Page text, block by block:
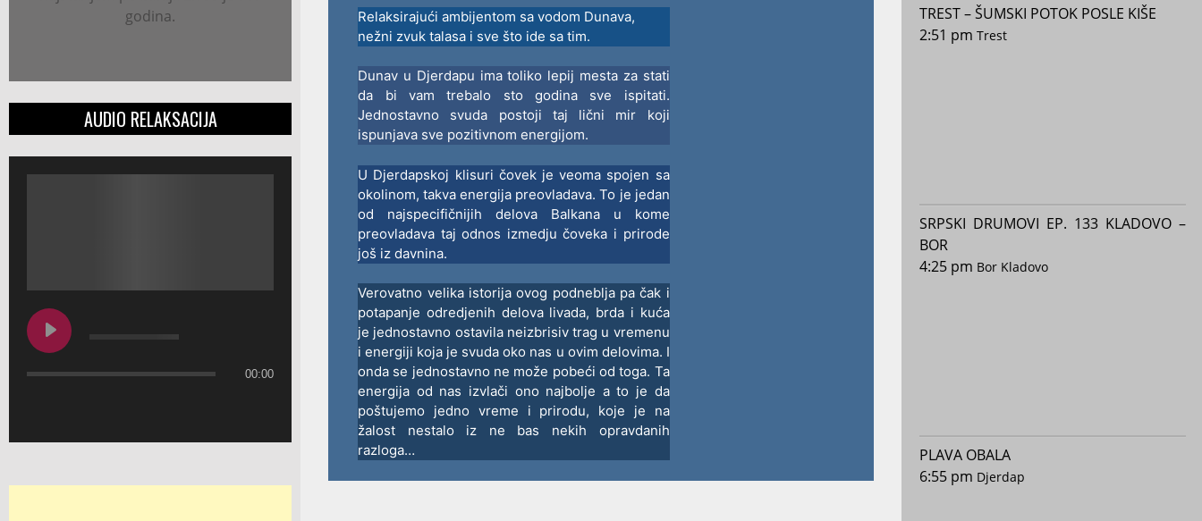
godina.
AUDIO RELAKSACIJA
00:00
Relaksirajući ambijentom sa vodom Dunava,
nežni zvuk talasa i sve što ide sa tim.
Dunav u Djerdapu ima toliko lepij mesta za stati
da bi vam trebalo sto godina sve ispitati.
Jednostavno svuda postoji taj lični mir koji
ispunjava sve pozitivnom energijom.
U Djerdapskoj klisuri čovek je veoma spojen sa
okolinom, takva energija preovladava. To je jedan
od najspecifičnijih delova Balkana u kome
preovladava taj odnos izmedju čoveka i prirode
još iz davnina.
Verovatno velika istorija ovog podneblja pa čak i
potapanje odredjenih delova livada, brda i kuća
je jednostavno ostavila neizbrisiv trag u vremenu
i energiji koja je svuda oko nas u ovim delovima. I
onda se jednostavno ne može pobeći od toga. Ta
energija od nas izvlači ono najbolje a to je da
poštujemo jedno vreme i prirodu, koje je na
žalost nestalo iz ne bas nekih opravdanih
razloga…
TREST – ŠUMSKI POTOK POSLE KIŠE
2:51 pm Trest
SRPSKI DRUMOVI EP. 133 KLADOVO –
BOR
4:25 pm Bor Kladovo
PLAVA OBALA
6:55 pm Djerdap